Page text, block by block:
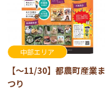
中部エリア
【～11/30】都農町産業ま
つり